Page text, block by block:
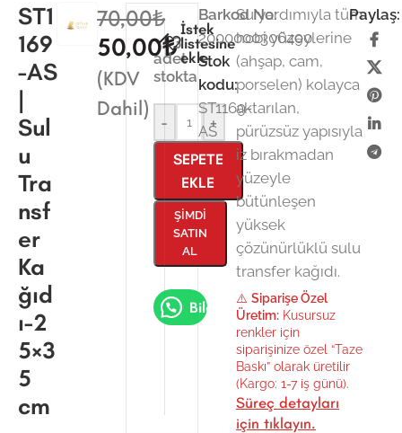
ST1
169
-AS
|
Sul
u
Tra
nsf
er
Ka
ğıd
ı-2
5×3
5
cm
70,00₺
50,00₺
(KDV
Dahil)
3
adet
stokta
- +
SEPETE
EKLE
ŞIMDI
SATIN
AL
Bilgi Al
İstek
listesine
ekle
Barkod No:
2000000306490
Stok
kodu:
ST1169-
AS
Su yardımıyla tüm
hobi yüzeylerine
(ahşap, cam,
porselen) kolayca
aktarılan,
pürüzsüz yapısıyla
iz bırakmadan
yüzeyle
bütünleşen
yüksek
çözünürlüklü sulu
transfer kağıdı.
⚠️Siparişe Özel
Üretim: Kusursuz
renkler için
siparişinize özel “Taze
Baskı” olarak üretilir
(Kargo: 1-7 iş günü).
Süreç detayları
için tıklayın.
Paylaş: